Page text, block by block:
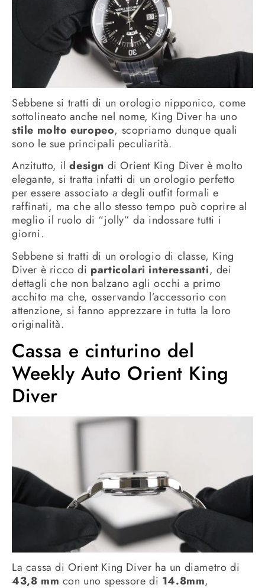
Sebbene si tratti di un orologio nipponico, come
sottolineato anche nel nome, King Diver ha uno
stile molto europeo, scopriamo dunque quali
sono le sue principali peculiarità.
Anzitutto, ildesign di Orient King Diver è molto
elegante, si tratta infatti di un orologio perfetto
per essere associato a degli outfit formali e
raffinati, ma che allo stesso tempo può coprire al
meglio il ruolo di “jolly” da indossare tutti i
giorni.
Sebbene si tratti di un orologio di classe, King
Diver è ricco di particolari interessanti, dei
dettagli che non balzano agli occhi a primo
acchito ma che, osservando l’accessorio con
attenzione, si fanno apprezzare in tutta la loro
originalità.
Cassa e cinturino del
Weekly Auto Orient King
Diver
La cassa di Orient King Diver ha un diametro di
43,8 mm con uno spessore di 14.8mm,